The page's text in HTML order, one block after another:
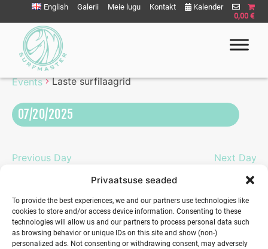
Privaatsuse seaded
To provide the best experiences, we and our partners use technologies like
cookies to store and/or access device information. Consenting to these
technologies will allow us and our partners to process personal data such
as browsing behavior or unique IDs on this site and show (non-)
personalized ads. Not consenting or withdrawing consent, may adversely
sisu
juurde
English Galerii Meie lugu Kontakt
Kalender
0,00 €
Laste surfilaagrid
Events Laste surfilaagrid
07/20/2025
Previous Day
Next Day